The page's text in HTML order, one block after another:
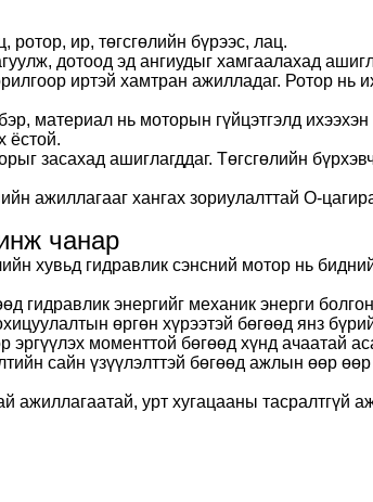
ротор, ир, төгсгөлийн бүрээс, лац.
дотоод эд ангиудыг хамгаалахад
иртэй хамтран ажилладаг. Ротор нь
материал нь моторын гүйцэтгэлд
ёстой.
засахад ашиглагддаг. Төгсгөлийн
ажиллагааг хангах зориулалттай O-
чанар
хувьд гидравлик сэнсний мотор нь
гидравлик энергийг механик энерги
өргөн хүрээтэй бөгөөд янз
моменттой бөгөөд хүнд ачаатай
сайн үзүүлэлттэй бөгөөд ажлын өөр
ажиллагаатай, урт хугацааны тасралтгүй